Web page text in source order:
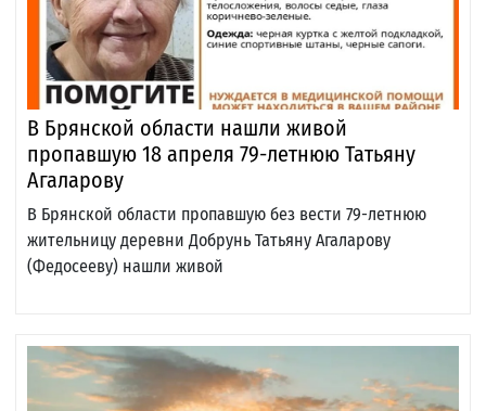
В Брянской области нашли живой
пропавшую 18 апреля 79-летнюю Татьяну
Агаларову
В Брянской области пропавшую без вести 79-летнюю
жительницу деревни Добрунь Татьяну Агаларову
(Федосееву) нашли живой